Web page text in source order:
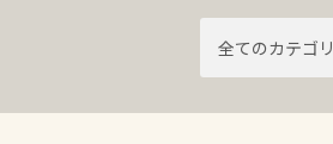
全てのカテゴリ